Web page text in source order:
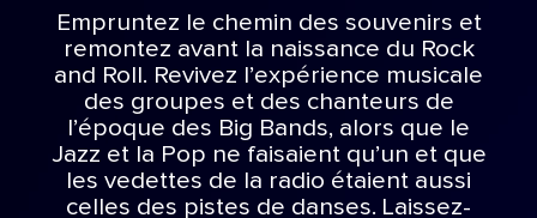
Empruntez le chemin des souvenirs et
remontez avant la naissance du Rock
and Roll. Revivez l’expérience musicale
des groupes et des chanteurs de
l’époque des Big Bands, alors que le
Jazz et la Pop ne faisaient qu’un et que
les vedettes de la radio étaient aussi
celles des pistes de danses. Laissez-